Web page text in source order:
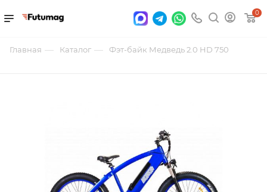
0
Главная — Каталог — Фэт-байк Медведь 2.0 HD 750